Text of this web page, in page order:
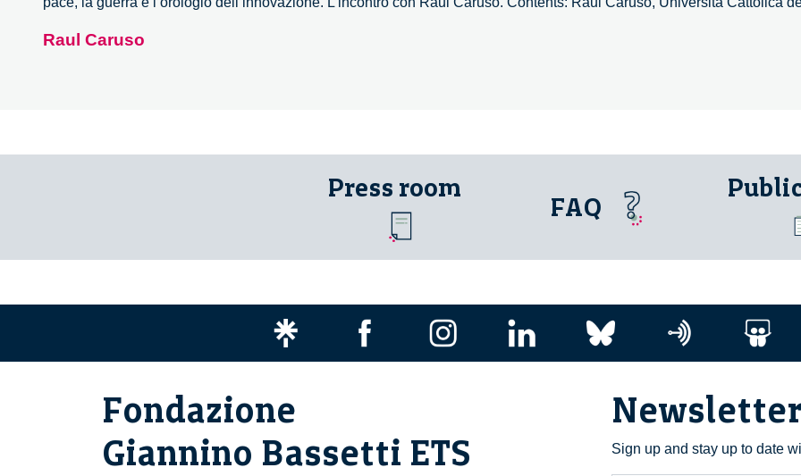
Raul Caruso
Press room
FAQ
Newsletter
Sign up and stay up to date
Fondazione
Giannino Bassetti ETS